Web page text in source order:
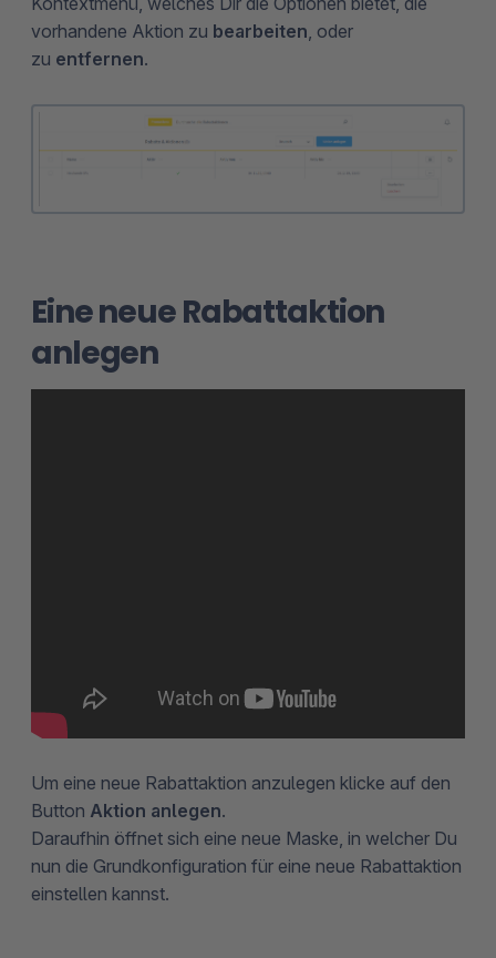
vorhandene Aktion zu bearbeiten , oder
zu entfernen.
Eine neue Rabattaktion
anlegen
Um eine neue Rabattaktion anzulegen klicke auf den
Button Aktion anlegen.
Daraufhin öffnet sich eine neue Maske, in welcher Du
nun die Grundkonfiguration für eine neue Rabattaktion
einstellen kannst.